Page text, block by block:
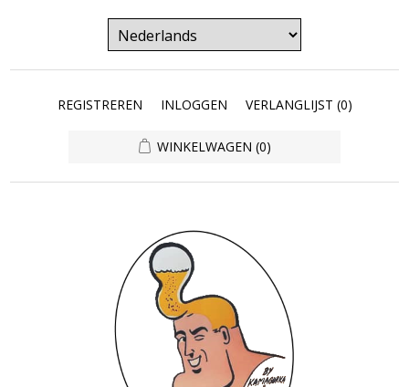
REGISTREREN INLOGGEN VERLANGLIJST (0)
WINKELWAGEN (0)